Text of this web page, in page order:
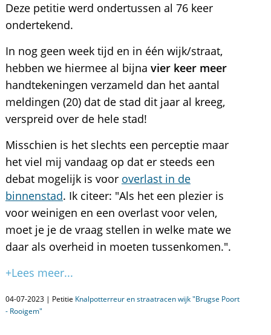
Deze petitie werd ondertussen al 76 keer
ondertekend.
In nog geen week tijd en in één wijk/straat,
hebben we hiermee al bijna vier keer meer
handtekeningen verzameld dan het aantal
meldingen (20) dat de stad dit jaar al kreeg,
verspreid over de hele stad!
Misschien is het slechts een perceptie maar
het viel mij vandaag op dat er steeds een
debat mogelijk is voor overlast in de
binnenstad. Ik citeer: "Als het een plezier is
voor weinigen en een overlast voor velen,
moet je je de vraag stellen in welke mate we
daar als overheid in moeten tussenkomen.".
+Lees meer...
04-07-2023 | Petitie Knalpotterreur en straatracen wijk "Brugse Poort
- Rooigem"